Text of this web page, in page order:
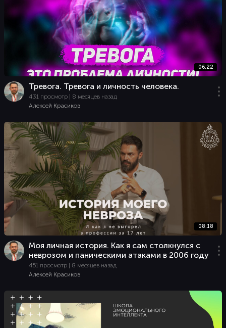
06:22
Тревога. Тревога и личность человека.
431 просмотр | 8 месяцев назад
Алексей Красиков
08:18
Моя личная история. Как я сам столкнулся с
неврозом и паническими атаками в 2006 году
451 просмотр | 8 месяцев назад
Алексей Красиков